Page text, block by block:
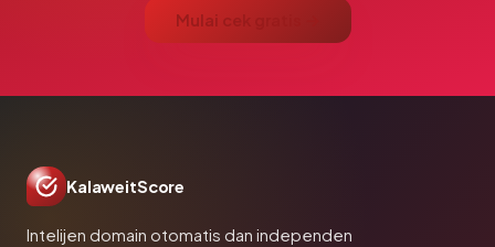
Mulai cek gratis →
KalaweitScore
Intelijen domain otomatis dan independen